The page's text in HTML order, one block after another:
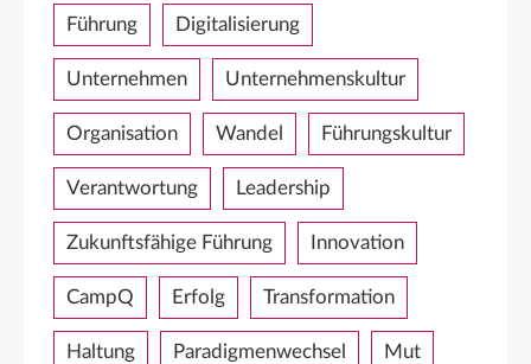
Führung Digitalisierung
Unternehmen Unternehmenskultur
Organisation Wandel Führungskultur
Verantwortung Leadership
Zukunftsfähige Führung Innovation
CampQ Erfolg Transformation
Haltung Paradigmenwechsel Mut